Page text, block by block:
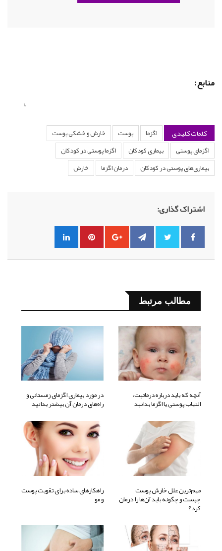
منابع:
کلمات کلیدی اگزما پوست
خارش و خشکی پوست
اگزمای پوستی
بیماری کودکان
اگزما پوستی در کودکان
بیماری‌های پوستی در کودکان
درمان اگزما خارش
اشتراک گذاری:
مطالب مرتبط
آنچه که باید درباره درماتیت،
التهاب پوستی یا اگزما بدانید
در مورد بیماری اگزمای زمستانی و
راه‌های درمان آن بیشتر بدانید
مهم‌ترین علل خارش پوست
چیست و چگونه باید آن‌ها را درمان
کرد؟
راهکارهای ساده برای تقویت پوست
و مو